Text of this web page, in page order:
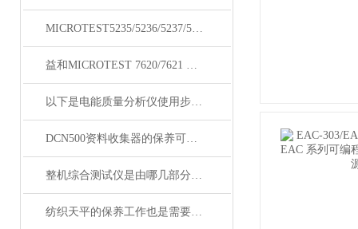
MICROTEST5235/5236/5237/5238变压器测试仪
益和MICROTEST 7620/7621 耐压测试仪
以下是电能质量分析仪使用步骤的详细介绍
DCN500资料收集器的保养可以通过以下步骤来完成
整机综合测试仪是由哪几部分组成的呢？
纺织天平的保养工作也是需要做足的！